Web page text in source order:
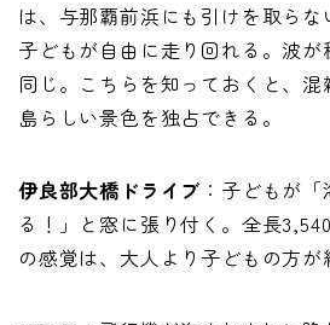
は、与那覇前浜にも引けを取らな
子どもが自由に走り回れる。波が
同じ。こちらを知っておくと、
島らしい景色を独占できる。
伊良部大橋ドライブ ：子どもが
る！」と窓に張り付く。全長
の感覚は、大人より子どもの方が